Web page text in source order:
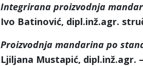
Integrirana proizvodnja
Ivo Batinović, dipl.inž.agr.
Proizvodnja mandarina po
Ljiljana Mustapić, dipl.inž.agr.